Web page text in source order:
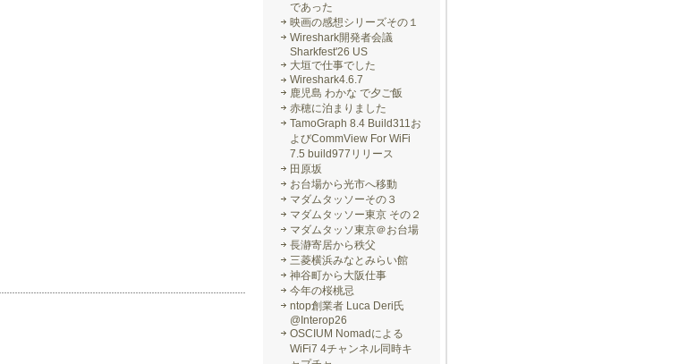
であった
映画の感想シリーズその１
Wireshark開発者会議
Sharkfest'26 US
大垣で仕事でした
Wireshark4.6.7
鹿児島 わかな で夕ご飯
赤穂に泊まりました
TamoGraph 8.4 Build311お
よびCommView For WiFi
7.5 build977リリース
田原坂
お台場から光市へ移動
マダムタッソーその３
マダムタッソー東京 その２
マダムタッソ東京＠お台場
長瀞寄居から秩父
三菱横浜みなとみらい館
神谷町から大阪仕事
今年の桜桃忌
ntop創業者 Luca Deri氏
@Interop26
OSCIUM Nomadによる
WiFi7 4チャンネル同時キ